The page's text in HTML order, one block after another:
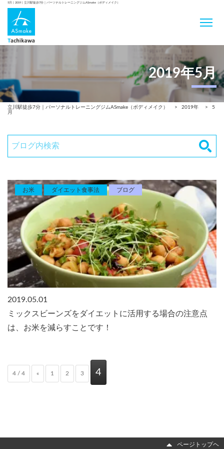
5月 | 2019 | 立川駅徒歩7分｜パーソナルトレーニングジムASmake（ボディメイク）
2019年5月
立川駅徒歩7分｜パーソナルトレーニングジムASmake（ボディメイク） > 2019年 >
5
月
お米 ダイエット食事法 ブログ
2019.05.01
ミックスビーンズをダイエットに活用する場合の注意点
は、お米を減らすことです！
4 / 4 « 1 2 3 4
ページトップヘ